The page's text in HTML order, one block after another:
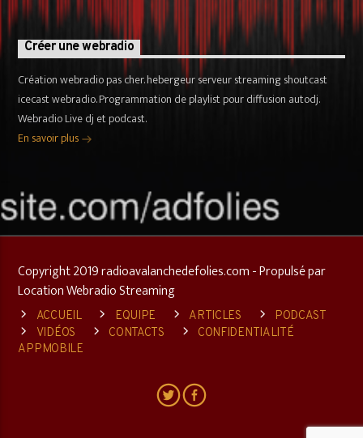
Créer une webradio
Création webradio pas cher. hebergeur serveur streaming shoutcast
icecast webradio. Programmation de playlist pour diffusion autodj.
Webradio Live dj et podcast.
En savoir plus
Copyright 2019 radioavalanchedefolies.com - Propulsé par
Location Webradio Streaming
ACCUEIL EQUIPE ARTICLES
PODCAST
VIDÉOS
CONTACTS
CONFIDENTIALITÉ
APPMOBILE